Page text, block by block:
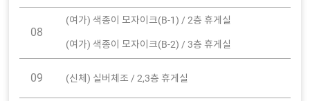
08
(여가) 색종이 모자이크(B-1) / 2층 휴게실
(여가) 색종이 모자이크(B-2) / 3층 휴게실
09 (신체) 실버체조 / 2,3층 휴게실